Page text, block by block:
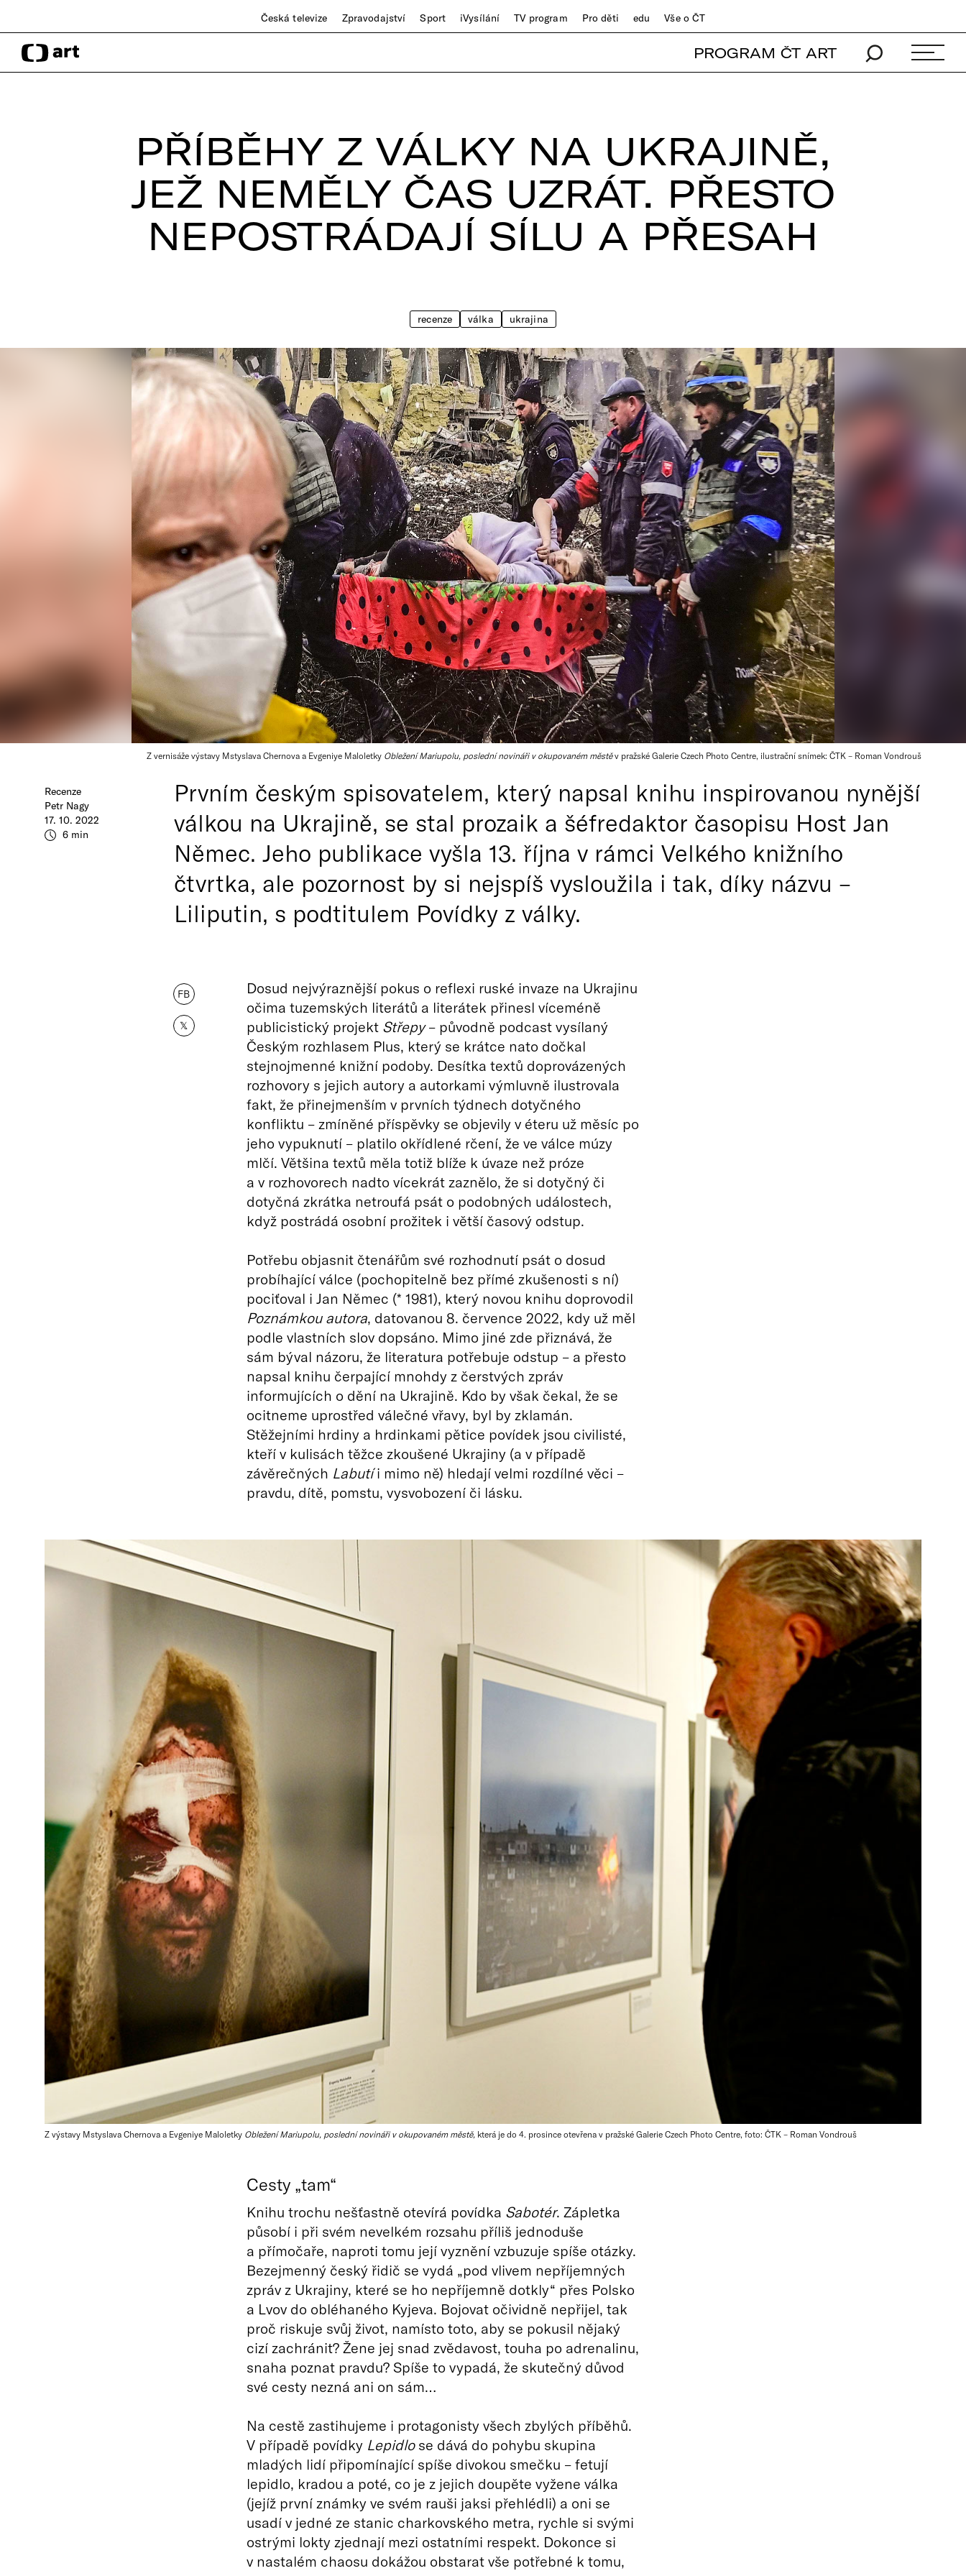
Česká televize Zpravodajství Sport iVysílání TV program Pro děti edu Vše o ČT
PROGRAM ČT ART
PŘÍBĚHY Z VÁLKY NA UKRAJINĚ,
JEŽ NEMĚLY ČAS UZRÁT. PŘESTO
NEPOSTRÁDAJÍ SÍLU A PŘESAH
recenze válka ukrajina
Z vernisáže výstavy Mstyslava Chernova a Evgeniye Maloletky Obležení Mariupolu, poslední novináři v okupovaném městěv pražské Galerie Czech Photo Centre, ilustrační snímek: ČTK – Roman Vondrouš
Recenze
Petr Nagy
17. 10. 2022
6 min
Prvním českým spisovatelem, který napsal knihu inspirovanou nynější
válkou na Ukrajině, se stal prozaik a šéfredaktor časopisu Host Jan
Němec. Jeho publikace vyšla 13. října v rámci Velkého knižního
čtvrtka, ale pozornost by si nejspíš vysloužila i tak, díky názvu –
Liliputin, s podtitulem Povídky z války.
FB
𝕏
Dosud nejvýraznější pokus o reflexi ruské invaze na Ukrajinu
očima tuzemských literátů a literátek přinesl víceméně
publicistický projekt Střepy– původně podcast vysílaný
Českým rozhlasem Plus, který se krátce nato dočkal
stejnojmenné knižní podoby. Desítka textů doprovázených
rozhovory s jejich autory a autorkami výmluvně ilustrovala
fakt, že přinejmenším v prvních týdnech dotyčného
konfliktu – zmíněné příspěvky se objevily v éteru už měsíc po
jeho vypuknutí – platilo okřídlené rčení, že ve válce múzy
mlčí. Většina textů měla totiž blíže k úvaze než próze
a v rozhovorech nadto vícekrát zaznělo, že si dotyčný či
dotyčná zkrátka netroufá psát o podobných událostech,
když postrádá osobní prožitek i větší časový odstup.
Potřebu objasnit čtenářům své rozhodnutí psát o dosud
probíhající válce (pochopitelně bez přímé zkušenosti s ní)
pociťoval i Jan Němec (* 1981), který novou knihu doprovodil
Poznámkou autora, datovanou 8. července 2022, kdy už měl
podle vlastních slov dopsáno. Mimo jiné zde přiznává, že
sám býval názoru, že literatura potřebuje odstup – a přesto
napsal knihu čerpající mnohdy z čerstvých zpráv
informujících o dění na Ukrajině. Kdo by však čekal, že se
ocitneme uprostřed válečné vřavy, byl by zklamán.
Stěžejními hrdiny a hrdinkami pětice povídek jsou civilisté,
kteří v kulisách těžce zkoušené Ukrajiny (a v případě
závěrečných Labutíi mimo ně) hledají velmi rozdílné věci –
pravdu, dítě, pomstu, vysvobození či lásku.
Z výstavy Mstyslava Chernova a Evgeniye Maloletky Obležení Mariupolu, poslední novináři v okupovaném městě, která je do 4. prosince otevřena v pražské Galerie Czech Photo Centre, foto: ČTK – Roman Vondrouš
Cesty „tam“
Knihu trochu nešťastně otevírá povídka Sabotér. Zápletka
působí i při svém nevelkém rozsahu příliš jednoduše
a přímočaře, naproti tomu její vyznění vzbuzuje spíše otázky.
Bezejmenný český řidič se vydá „pod vlivem nepříjemných
zpráv z Ukrajiny, které se ho nepříjemně dotkly“ přes Polsko
a Lvov do obléhaného Kyjeva. Bojovat očividně nepřijel, tak
proč riskuje svůj život, namísto toto, aby se pokusil nějaký
cizí zachránit? Žene jej snad zvědavost, touha po adrenalinu,
snaha poznat pravdu? Spíše to vypadá, že skutečný důvod
své cesty nezná ani on sám…
Na cestě zastihujeme i protagonisty všech zbylých příběhů.
V případě povídky Lepidlose dává do pohybu skupina
mladých lidí připomínající spíše divokou smečku – fetují
lepidlo, kradou a poté, co je z jejich doupěte vyžene válka
(jejíž první známky ve svém rauši jaksi přehlédli) a oni se
usadí v jedné ze stanic charkovského metra, rychle si svými
ostrými lokty zjednají mezi ostatními respekt. Dokonce si
v nastalém chaosu dokážou obstarat vše potřebné k tomu,